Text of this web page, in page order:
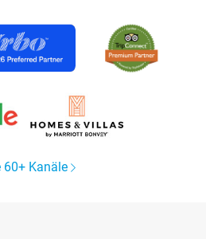
60+ Kanäle